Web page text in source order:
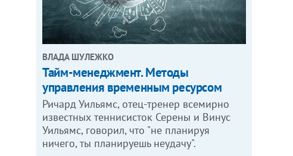
ВЛАДА ШУЛЕЖКО
Тайм-менеджмент. Методы
управления временным ресурсом
Ричард Уильямс, отец-тренер всемирно
известных теннисисток Серены и Винус
Уильямс, говорил, что "не планируя
ничего, ты планируешь неудачу".